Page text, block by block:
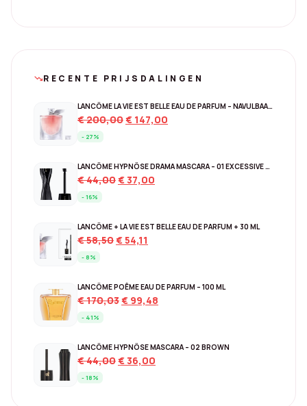
trending_downRECENTE PRIJSDALINGEN
LANCÔME LA VIE EST BELLE EAU DE PARFUM – NAVULBAAR 150 ML
€200,00Original
€ 200,00.
€ 147,00
- 27%
LANCÔME HYPNÔSE DRAMA MASCARA – 01 EXCESSIVE BLACK
€44,00Original
€37,00
- 16%
LANCÔME + LA VIE EST BELLE EAU DE PARFUM + 30 ML
€58,50Original
€ 58,50.
€54,11
- 8%
LANCÔME POÊME EAU DE PARFUM – 100 ML
€170,03Original
€ 170,03.
€ 99,48
- 41%
LANCÔME HYPNÔSE MASCARA – 02 BROWN
€44,00Original
€36,00
- 18%